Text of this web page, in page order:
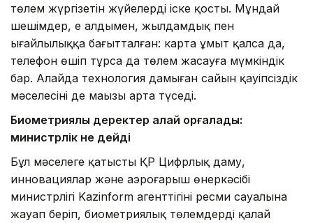
төлем жүргізетін жүйелерді іске қосты. Мұндай
шешімдер, ең алдымен, жылдамдық пен
ыңғайлылыққа бағытталған: карта ұмыт қалса да,
телефон өшіп тұрса да төлем жасауға мүмкіндік
бар. Алайда технология дамыған сайын қауіпсіздік
мәселесінің де маңызы арта түседі.
Биометриялық деректер қалай қорғалады:
министрлік не дейді
Бұл мәселеге қатысты ҚР Цифрлық даму,
инновациялар және аэроғарыш өнеркәсібі
министрлігі Kazinform агенттігінің ресми сауалына
жауап беріп, биометриялық төлемдердің қалай